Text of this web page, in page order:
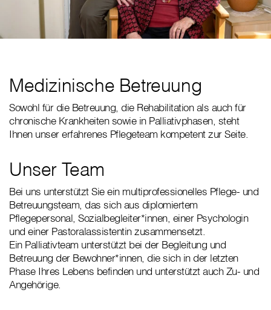
Medizinische Betreuung
Sowohl für die Betreuung, die Rehabilitation als auch für
chronische Krankheiten sowie in Palliativphasen, steht
Ihnen unser erfahrenes Pflegeteam kompetent zur Seite.
Unser Team
Bei uns unterstützt Sie ein multiprofessionelles Pflege- und
Betreuungsteam, das sich aus diplomiertem
Pflegepersonal, Sozialbegleiter*innen, einer Psychologin
und einer Pastoralassistentin zusammensetzt.
Ein Palliativteam unterstützt bei der Begleitung und
Betreuung der Bewohner*innen, die sich in der letzten
Phase Ihres Lebens befinden und unterstützt auch Zu- und
Angehörige.